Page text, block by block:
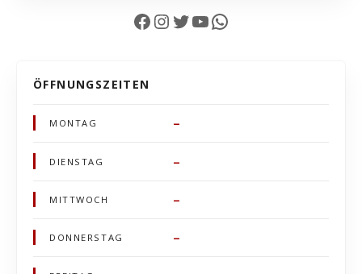
Facebook InstagramTwitter YouTube WhatsApp
ÖFFNUNGSZEITEN
MONTAG –
DIENSTAG –
MITTWOCH –
DONNERSTAG –